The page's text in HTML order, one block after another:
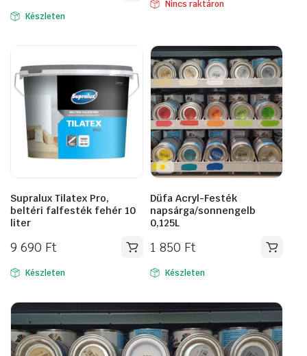
Készleten
Nincs raktáron
Supralux Tilatex Pro,
beltéri falfesték fehér 10
liter
9 690 Ft
Készleten
Düfa Acryl-Festék
napsárga/sonnengelb
0,125L
1 850 Ft
Készleten